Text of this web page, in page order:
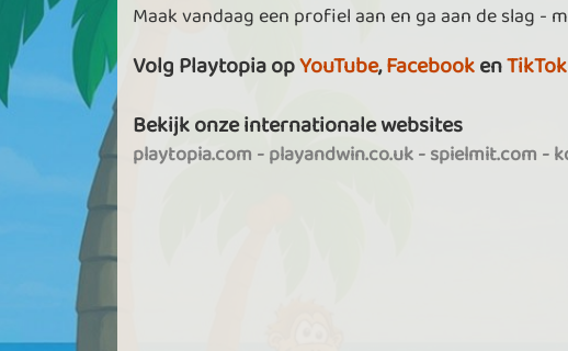
Maak vandaag een profiel aan en ga aan de slag -
Volg Playtopia opYouTube,FacebookenTikTok
Bekijk onze internationale websites
playtopia.com -playandwin.co.uk-spielmit.com -